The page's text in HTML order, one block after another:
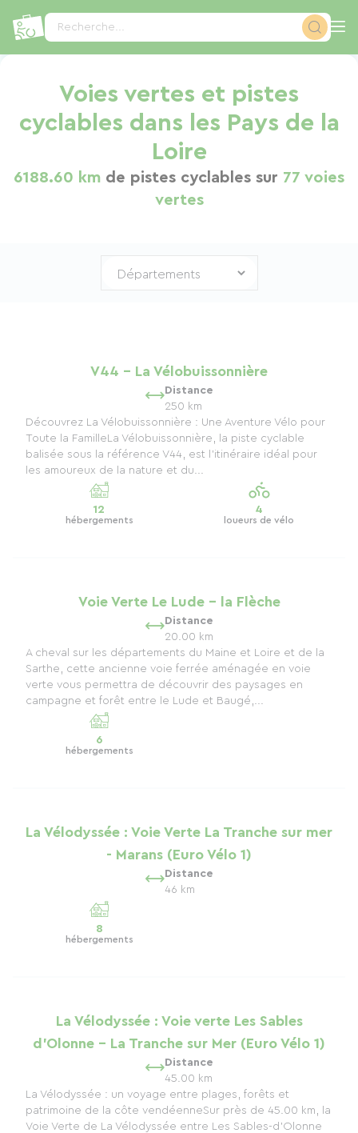
Recherche...
Voies vertes et pistes
cyclables dans les Pays de la
Loire
6188.60 km de pistes cyclables sur 77 voies
vertes
V44 - La Vélobuissonnière
Distance
250 km
Découvrez La Vélobuissonnière : Une Aventure Vélo pour
Toute la FamilleLa Vélobuissonnière, la piste cyclable
balisée sous la référence V44, est l'itinéraire idéal pour
les amoureux de la nature et du...
12
hébergements
4
loueurs de vélo
Voie Verte Le Lude - la Flèche
Distance
20.00 km
A cheval sur les départements du Maine et Loire et de la
Sarthe, cette ancienne voie ferrée aménagée en voie
verte vous permettra de découvrir des paysages en
campagne et forêt entre le Lude et Baugé,...
6
hébergements
La Vélodyssée : Voie Verte La Tranche sur mer
- Marans (Euro Vélo 1)
Distance
46 km
8
hébergements
La Vélodyssée : Voie verte Les Sables
d'Olonne - La Tranche sur Mer (Euro Vélo 1)
Distance
45.00 km
La Vélodyssée : un voyage entre plages, forêts et
patrimoine de la côte vendéenneSur près de 45.00 km, la
Voie Verte de La Vélodyssée entre Les Sables-d’Olonne
Panneau de gestion des cookies